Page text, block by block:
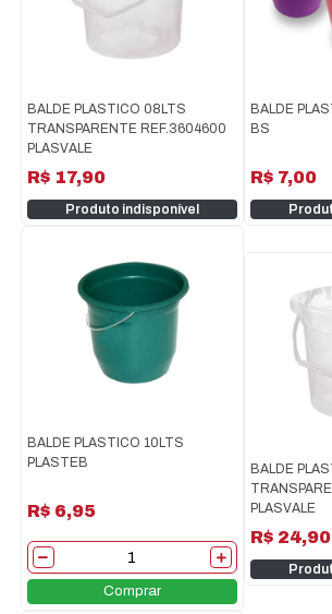
BALDE PLASTICO 08LTS
TRANSPARENTE REF.3604600
PLASVALE
R$ 17,90
Produto indisponível
BALDE
BS
R$ 7,00
BALDE PLASTICO 10LTS
PLASTEB
R$ 6,95
Comprar
BALDE
PLASVALE
R$ 24,90